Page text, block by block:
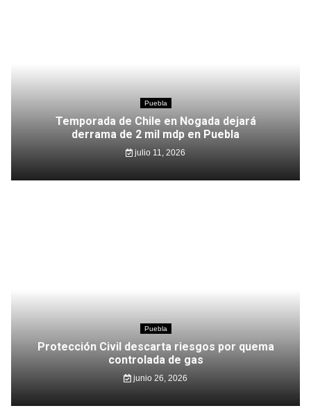
Puebla
Temporada de Chile en Nogada dejará
derrama de 2 mil mdp en Puebla
julio 11, 2026
Puebla
Protección Civil descarta riesgos por quema
controlada de gas
junio 26, 2026